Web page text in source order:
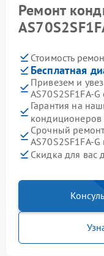
Ремонт
Стоимость
Бесплатная
Привезем и
AS70S2SF1FA-G
Гарантия на
кондиционеров
Срочный
AS70S2SF1FA-
Скидка для вас